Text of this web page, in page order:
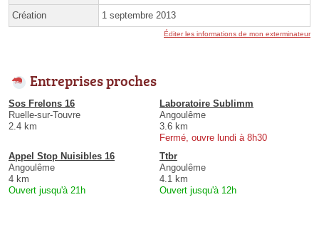
Création 1 septembre 2013
Éditer les informations de mon exterminateur
Entreprises proches
Sos Frelons 16
Ruelle-sur-Touvre
2.4 km
Laboratoire Sublimm
Angoulême
3.6 km
Fermé, ouvre lundi à 8h30
Appel Stop Nuisibles 16
Angoulême
4 km
Ouvert jusqu'à 21h
Ttbr
Angoulême
4.1 km
Ouvert jusqu'à 12h